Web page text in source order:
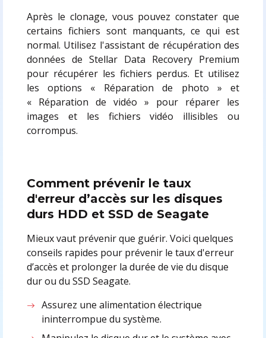
Après le clonage, vous pouvez constater que
certains fichiers sont manquants, ce qui est
normal. Utilisez l'assistant de récupération des
données de Stellar Data Recovery Premium
pour récupérer les fichiers perdus. Et utilisez
les options « Réparation de photo » et
« Réparation de vidéo » pour réparer les
images et les fichiers vidéo illisibles ou
corrompus.
Comment prévenir le taux
d'erreur d’accès sur les disques
durs HDD et SSD de Seagate
Mieux vaut prévenir que guérir. Voici quelques
conseils rapides pour prévenir le taux d'erreur
d’accès et prolonger la durée de vie du disque
dur ou du SSD Seagate.
Assurez une alimentation électrique
ininterrompue du système.